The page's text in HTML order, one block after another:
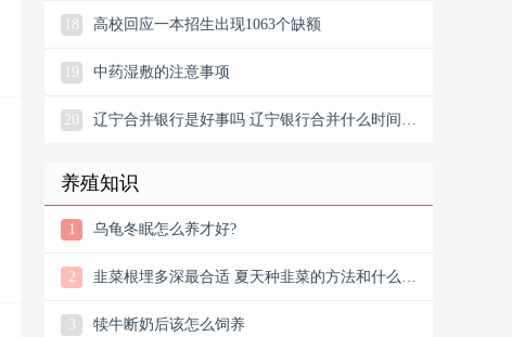
18 高校回应一本招生出现1063个缺额
19 中药湿敷的注意事项
20
辽宁合并银行是好事吗 辽宁银行合并什么时间能
养殖知识
1 乌龟冬眠怎么养才好?
2
韭菜根埋多深最合适 夏天种韭菜的方法和什么时
3
犊牛断奶后该怎么饲养